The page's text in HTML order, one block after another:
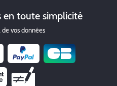
en toute simplicité
de vos données
Chèque